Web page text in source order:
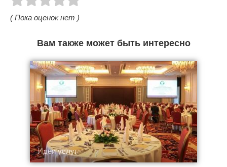
( Пока оценок нет )
Вам также может быть интересно
Идеи услуг